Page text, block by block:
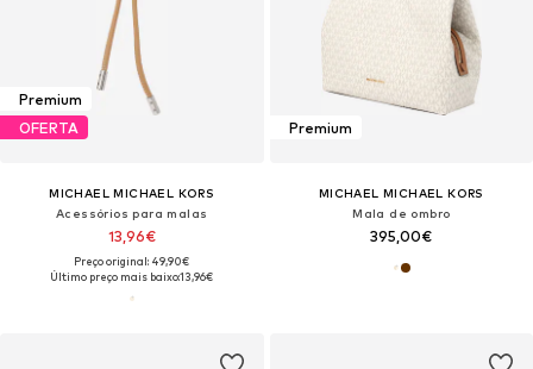
Premium
OFERTA
MICHAEL MICHAEL KORS
Acessórios para malas
13,96€
Preço original: 49,90€
Último preço mais baixo:13,96€
Premium
MICHAEL MICHAEL KORS
Mala de ombro
395,00€